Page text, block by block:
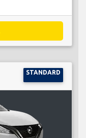
STANDARD